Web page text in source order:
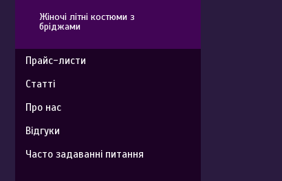
Жіночі літні костюми з
бріджами
Прайс-листи
Статті
Про нас
Відгуки
Часто задаванні питання